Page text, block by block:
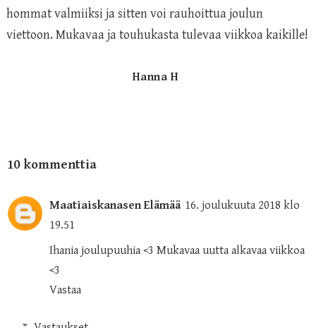
hommat valmiiksi ja sitten voi rauhoittua joulun
viettoon. Mukavaa ja touhukasta tulevaa viikkoa kaikille!
Hanna H
10 kommenttia
Maatiaiskanasen Elämää 16. joulukuuta 2018 klo
19.51
Ihania joulupuuhia <3 Mukavaa uutta alkavaa viikkoa
<3
Vastaa